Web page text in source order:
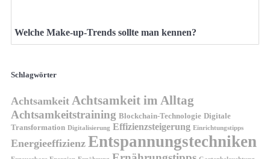
Welche Make-up-Trends sollte man kennen?
Schlagwörter
Achtsamkeit Achtsamkeit im Alltag
Achtsamkeitstraining Blockchain-Technologie Digitale
Transformation Digitalisierung Effizienzsteigerung Einrichtungstipps
Energieeffizienz Entspannungstechniken